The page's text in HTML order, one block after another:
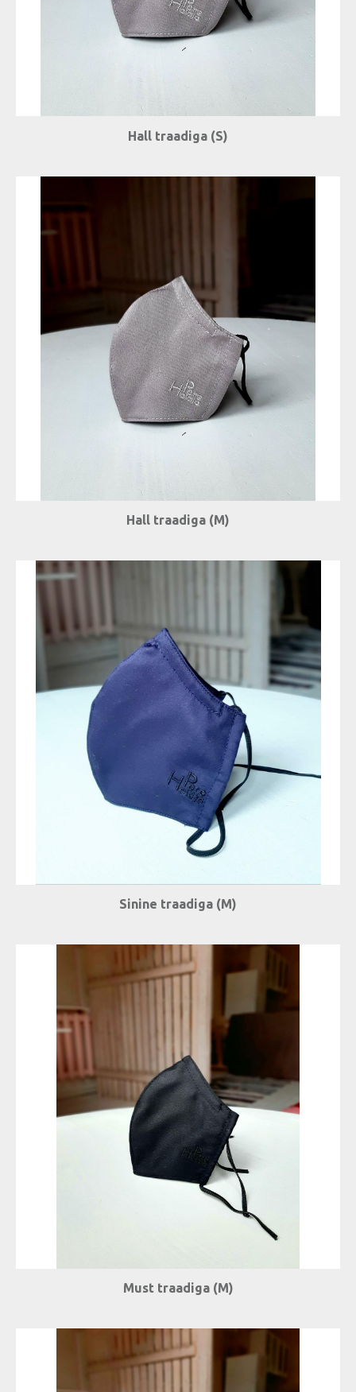
Hall traadiga (S)
Hall traadiga (M)
Sinine traadiga (M)
Must traadiga (M)